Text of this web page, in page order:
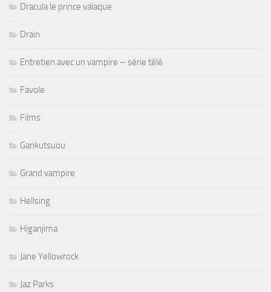
Dracula le prince valaque
Drain
Entretien avec un vampire – série télé
Favole
Films
Gankutsuou
Grand vampire
Hellsing
Higanjima
Jane Yellowrock
Jaz Parks